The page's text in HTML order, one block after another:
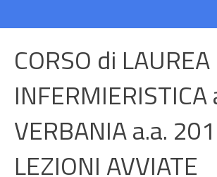
CORSO di LAUREA
INFERMIERISTICA
VERBANIA a.a.
LEZIONI AVVIATE